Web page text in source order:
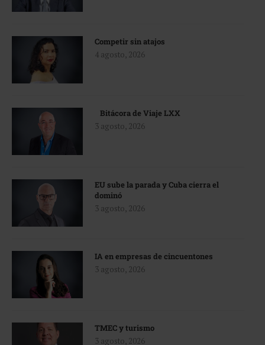
Competir sin atajos
4 agosto, 2026
Bitácora de Viaje LXX
3 agosto, 2026
EU sube la parada y Cuba cierra el
dominó
3 agosto, 2026
IA en empresas de cincuentones
3 agosto, 2026
TMEC y turismo
3 agosto, 2026